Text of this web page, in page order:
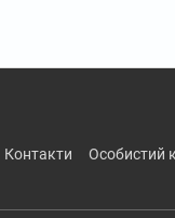
контакти особистий